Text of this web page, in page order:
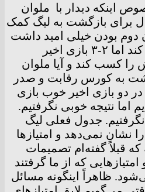
اینکه دیدار با ملوان
برای بازگشت به لیگ کمک
دوم بودن خیلی امید داشت
فاصله‌اش را با صدر کم کند اما ۲-۳ بازی اخیر
را کسب کند و آیا ملوان
به کورس رقابت و صدر
دو بازی اخیر خوب بازی
نتیجه خوبی نگرفتیم.
جدول فعلی لیگ
را نشان نمی‌دهد و امتیازها
که قبلاً گفته‌ام تصمیمات
امتیازهایی که از ما گرفتند
ظاهراً اینگونه مسائل